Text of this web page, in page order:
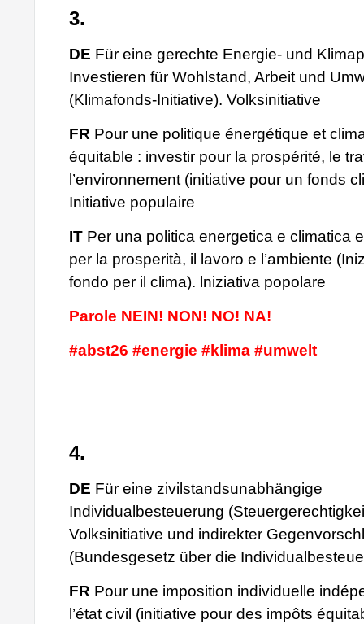
3.
DE Für eine gerechte Energie- und
Investieren für Wohlstand, Arbeit und
(Klimafonds-Initiative). Volksinitiative
FR Pour une politique énergétique et
équitable : investir pour la prospérité, le
l’environnement (initiative pour un fonds
Initiative populaire
IT Per una politica energetica e climatica
per la prosperità, il lavoro e l’ambiente
fondo per il clima). lniziativa popolare
Parole NEIN! NON! NO! NA!
#abst26 #energie #klima #umwelt
4.
DE Für eine zivilstandsunabhängige
Individualbesteuerung
Volksinitiative und indirekter
(Bundesgesetz über die
FR Pour une imposition individuelle
l’état civil (initiative pour des impôts